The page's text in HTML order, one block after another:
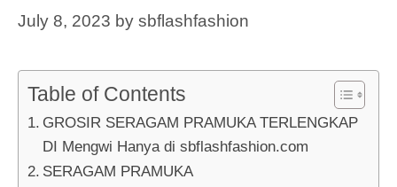
July 8, 2023 by sbflashfashion
Table of Contents
GROSIR SERAGAM PRAMUKA TERLENGKAP
DI Mengwi Hanya di sbflashfashion.com
SERAGAM PRAMUKA